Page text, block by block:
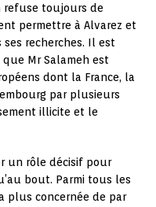
refuse toujours de
permettre à Alvarez et
recherches. Il est
Mr Salameh est
dont la France, la
par plusieurs
illicite et le
un rôle décisif pour
bout. Parmi tous les
plus concernée de par